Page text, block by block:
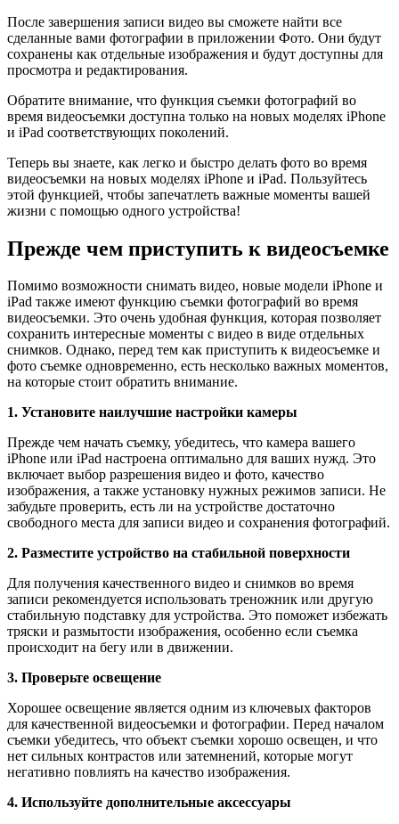
После завершения записи видео вы сможете найти все
сделанные вами фотографии в приложении Фото. Они будут
сохранены как отдельные изображения и будут доступны для
просмотра и редактирования.
Обратите внимание, что функция съемки фотографий во
время видеосъемки доступна только на новых моделях iPhone
и iPad соответствующих поколений.
Теперь вы знаете, как легко и быстро делать фото во время
видеосъемки на новых моделях iPhone и iPad. Пользуйтесь
этой функцией, чтобы запечатлеть важные моменты вашей
жизни с помощью одного устройства!
Прежде чем приступить к видеосъемке
Помимо возможности снимать видео, новые модели iPhone и
iPad также имеют функцию съемки фотографий во время
видеосъемки. Это очень удобная функция, которая позволяет
сохранить интересные моменты с видео в виде отдельных
снимков. Однако, перед тем как приступить к видеосъемке и
фото съемке одновременно, есть несколько важных моментов,
на которые стоит обратить внимание.
1. Установите наилучшие настройки камеры
Прежде чем начать съемку, убедитесь, что камера вашего
iPhone или iPad настроена оптимально для ваших нужд. Это
включает выбор разрешения видео и фото, качество
изображения, а также установку нужных режимов записи. Не
забудьте проверить, есть ли на устройстве достаточно
свободного места для записи видео и сохранения фотографий.
2. Разместите устройство на стабильной поверхности
Для получения качественного видео и снимков во время
записи рекомендуется использовать треножник или другую
стабильную подставку для устройства. Это поможет избежать
тряски и размытости изображения, особенно если съемка
происходит на бегу или в движении.
3. Проверьте освещение
Хорошее освещение является одним из ключевых факторов
для качественной видеосъемки и фотографии. Перед началом
съемки убедитесь, что объект съемки хорошо освещен, и что
нет сильных контрастов или затемнений, которые могут
негативно повлиять на качество изображения.
4. Используйте дополнительные аксессуары